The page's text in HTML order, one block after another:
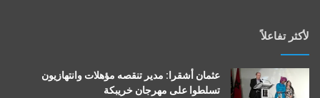
لأكثر تفاعلاً
عثمان أشقرا: مدير تنقصه مؤهلات وانتهازيون
تسلطوا على مهرجان خريبكة